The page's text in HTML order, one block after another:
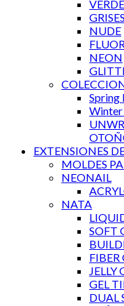
GRISES
NUDE
NEON
Spring
Winter
EXTENSIONES
MOLDES
NEONAIL
NATA
SOFT
FIBER
JELLY
GEL
DUAL